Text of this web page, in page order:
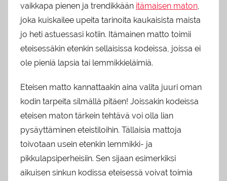
vaikkapa pienen ja trendikkään itämaisen maton
joka kuiskailee upeita tarinoita kaukaisista maista
jo heti astuessasi kotiin. Itämainen matto toimii
eteisessäkin etenkin sellaisissa kodeissa, joissa ei
ole pieniä lapsia tai lemmikkieläimiä.
Eteisen matto kannattaakin aina valita juuri oman
kodin tarpeita silmällä pitäen! Joissakin kodeissa
eteisen maton tärkein tehtävä voi olla lian
pysäyttäminen eteistiloihin. Tällaisia mattoja
toivotaan usein etenkin lemmikki- ja
pikkulapsiperheisiin. Sen sijaan esimerkiksi
aikuisen sinkun kodissa eteisessä voivat toimia